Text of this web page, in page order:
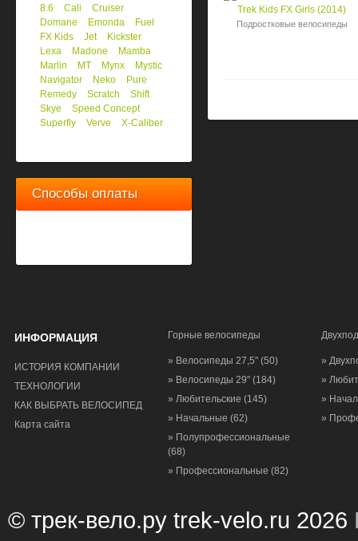
8.6
Cali
Cruiser
Domane
Emonda
Fuel
FX Kids
Jet
Kickster
Lexa
Madone
Mamba
Marlin
MT Mynx
Mystic
Navigator
Neko
Pure
Remedy
Scratch
Shift
Skye
Speed Concept
Superfly
Verve X-Caliber
Способы оплаты
Подростковые велосипеды
ИНФОРМАЦИЯ
ИСТОРИЯ КОМПАНИИ
ТЕХНОЛОГИИ
КАК ВЫБРАТЬ ВЕЛОСИПЕД
Карта сайта
Горные велосипеды
» Велосипеды 27,5" (50)
» Велосипеды 29" (184)
» Любительские (145)
» Начальные (62)
» Полупрофессиональные
(68)
» Профессиональные (82)
»
»
»
»
© трек-вело.ру trek-velo.ru 2026